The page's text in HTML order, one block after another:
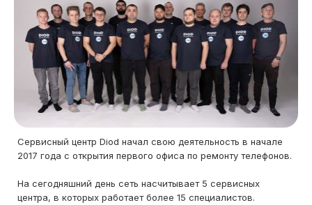
Сервисный центр Diod начал свою деятельность в начале
2017 года с открытия первого офиса по ремонту телефонов.
На сегодняшний день сеть насчитывает 5 сервисных
центра, в которых работает более 15 специалистов.